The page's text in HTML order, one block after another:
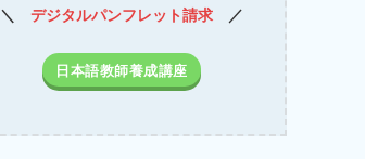
＼ デジタルパンフレット請求 ／
日本語教師養成講座